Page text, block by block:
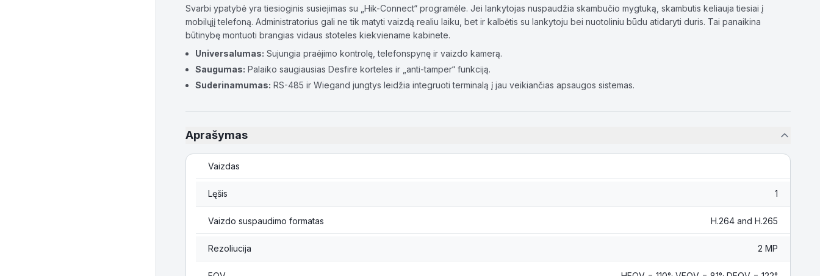
Svarbi ypatybė yra tiesioginis susiejimas su „Hik-Connect“ programėle. Jei lankytojas nuspaudžia skambučio mygtuką, skambutis keliauja tiesiai į
mobilųjį telefoną. Administratorius gali ne tik matyti vaizdą realiu laiku, bet ir kalbėtis su lankytoju bei nuotoliniu būdu atidaryti duris. Tai panaikina
būtinybę montuoti brangias vidaus stoteles kiekviename kabinete.
Universalumas: Sujungia praėjimo kontrolę, telefonspynę ir vaizdo kamerą.
Saugumas: Palaiko saugiausias Desfire korteles ir „anti-tamper“ funkciją.
Suderinamumas: RS-485 ir Wiegand jungtys leidžia integruoti terminalą į jau veikiančias apsaugos sistemas.
Aprašymas
Vaizdas
Lęšis 1
Vaizdo suspaudimo formatas H.264 and H.265
Rezoliucija 2 MP